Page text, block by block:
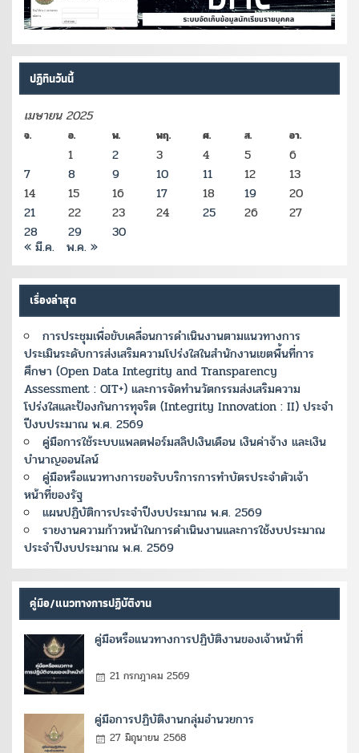
ปฏิทินวันนี้
เมษายน 2025
จ. อ. พ. พฤ. ศ. ส. อา.
1 2 3 4 5
6
7
8 9 10 11 12
13
14
15 16 17 18 19
20
21
22 23 24 25 26
27
28
29 30
« มี.ค. พ.ค. »
เรื่องล่าสุด
การประชุมเพื่อขับเคลื่อนการดำเนินงานตามแนวทางการ
ประเมินระดับการส่งเสริมความโปร่งใสในสำนักงานเขตพื้นที่การ
ศึกษา (Open Data Integrity and Transparency
Assessment : OIT+) และการจัดทำนวัตกรรมส่งเสริมความ
โปร่งใสและป้องกันการทุจริต (Integrity Innovation : II) ประจำ
ปีงบประมาณ พ.ศ. 2569
คู่มือการใช้ระบบแพลตฟอร์มสลิปเงินเดือน เงินค่าจ้าง และเงิน
บำนาญออนไลน์
คู่มือหรือแนวทางการขอรับบริการการทำบัตรประจำตัวเจ้า
หน้าที่ของรัฐ
แผนปฏิบัติการประจำปีงบประมาณ พ.ศ. 2569
รายงานความก้าวหน้าในการดำเนินงานและการใช้งบประมาณ
ประจำปีงบประมาณ พ.ศ. 2569
คู่มือ/แนวทางการปฏิบัติงาน
คู่มือหรือแนวทางการปฏิบัติงานของเจ้าหน้าที่
21 กรกฎาคม 2569
คู่มือการปฏิบัติงานกลุ่มอำนวยการ
27 มิถุนายน 2568